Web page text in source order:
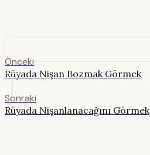
Önceki
Rüyada Nişan Bozmak Görmek
Sonraki
Rüyada Nişanlanacağını Görmek